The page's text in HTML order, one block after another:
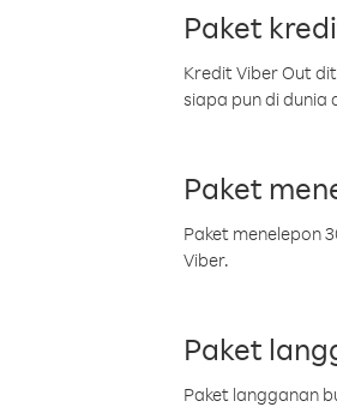
Paket
Kredit Viber Out
siapa pun di dunia
Paket
Paket menelepon
Viber.
Paket
Paket langganan